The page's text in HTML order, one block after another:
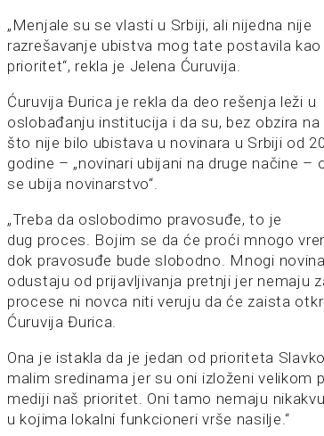
„Menjale su se vlasti u Srbiji, ali nijedna nije
razrešavanje ubistva mog tate postavila kao
prioritet“, rekla je Jelena Ćuruvija.
Ćuruvija Đurica je rekla da deo rešenja leži u
oslobađanju institucija i da su, bez obzira na
što nije bilo ubistava u novinara u Srbiji od
godine – „novinari ubijani na druge načine –
se ubija novinarstvo“.
„Treba da oslobodimo pravosuđe, to je
dug proces. Bojim se da će proći mnogo
dok pravosuđe bude slobodno. Mnogi
odustaju od prijavljivanja pretnji jer nemaju
procese ni novca niti veruju da će zaista
Ćuruvija Đurica.
Ona je istakla da je jedan od prioriteta
malim sredinama jer su oni izloženi velikom
mediji naš prioritet. Oni tamo nemaju
u kojima lokalni funkcioneri vrše nasilje.“